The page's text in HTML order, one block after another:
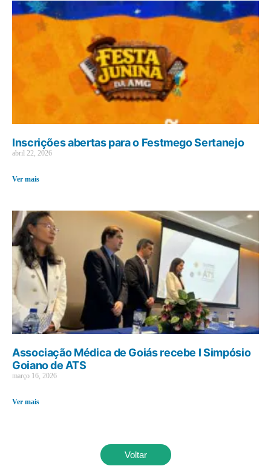
Inscrições abertas para o Festmego Sertanejo
abril 22, 2026
Ver mais
Associação Médica de Goiás recebe I Simpósio
Goiano de ATS
março 16, 2026
Ver mais
Voltar